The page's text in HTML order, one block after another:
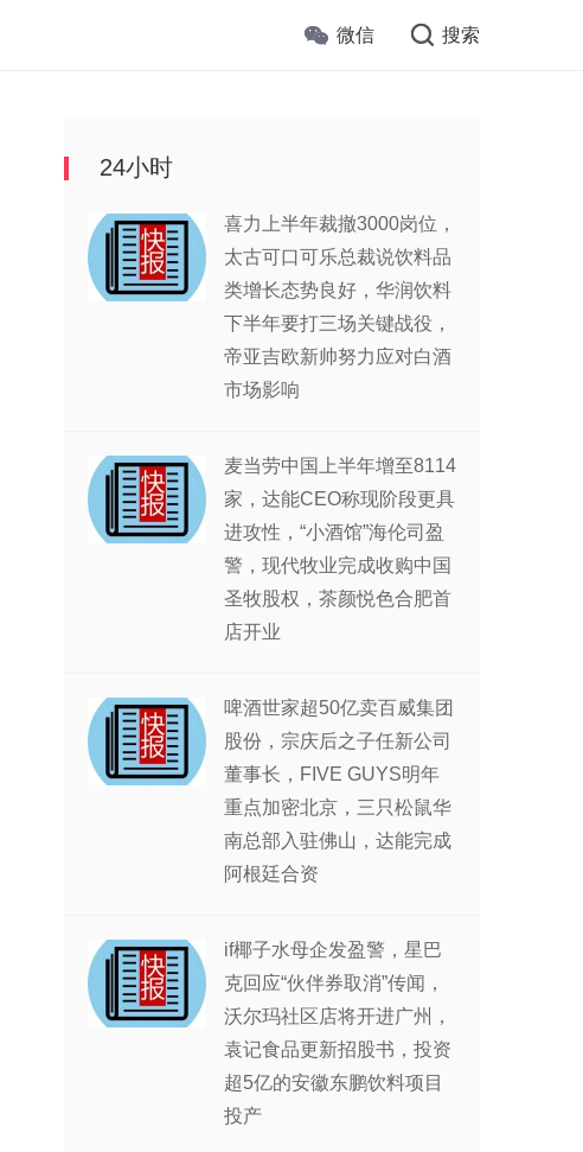
微信 搜索
24小时
喜力上半年裁撤3000岗位，
太古可口可乐总裁说饮料品
类增长态势良好，华润饮料
下半年要打三场关键战役，
帝亚吉欧新帅努力应对白酒
市场影响
麦当劳中国上半年增至8114
家，达能CEO称现阶段更具
进攻性，“小酒馆”海伦司盈
警，现代牧业完成收购中国
圣牧股权，茶颜悦色合肥首
店开业
啤酒世家超50亿卖百威集团
股份，宗庆后之子任新公司
董事长，FIVE GUYS明年
重点加密北京，三只松鼠华
南总部入驻佛山，达能完成
阿根廷合资
if椰子水母企发盈警，星巴
克回应“伙伴券取消”传闻，
沃尔玛社区店将开进广州，
袁记食品更新招股书，投资
超5亿的安徽东鹏饮料项目
投产